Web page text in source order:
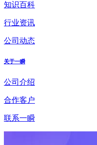
知识百科
行业资讯
公司动态
关于一瞬
公司介绍
合作客户
联系一瞬